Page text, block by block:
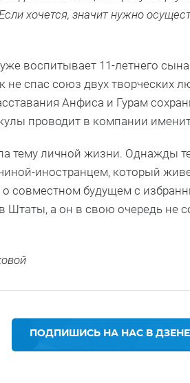
хочется, значит нужно
воспитывает 11-летнего сына
не спас союз двух творческих
Анфиса и Гурам
проводит в компании
тему личной жизни. Однажды
иностранцем, который
о совместном будущем с
Штаты, а он в свою очередь не
ПОДПИШИСЬ НА НАС В